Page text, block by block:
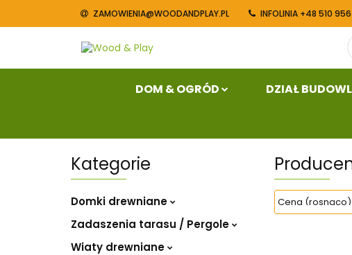
ZAMOWIENIA@WOODANDPLAY.PL INFOLINIA +48 510
DOM & OGRÓD DZIAŁ
Dom & Ogród
Blog Kontakt
Kategorie
Domki drewniane
Zadaszenia tarasu / Pergole
Wiaty drewniane